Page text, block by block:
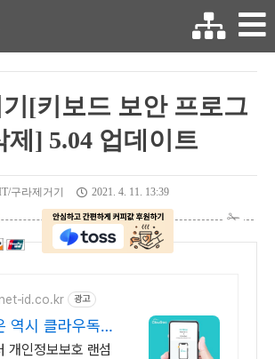
[키보드 보안 프로그
제] 5.04 업데이트
구라제거기 2021. 4. 11. 13:39
id.co.kr 광고
역시 클라우독
솔루션
개인정보보호 랜섬